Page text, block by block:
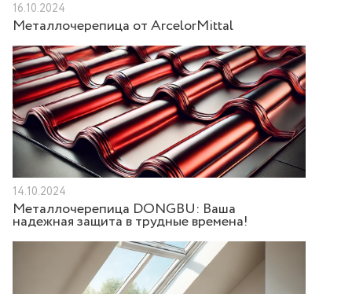
16.10.2024
Металлочерепица от ArcelorMittal
14.10.2024
Металлочерепица DONGBU: Ваша
надежная защита в трудные времена!